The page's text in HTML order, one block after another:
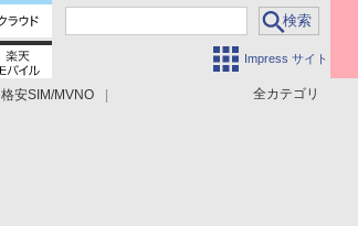
Impress サイト
全カテゴリ
格安SIM/MVNO